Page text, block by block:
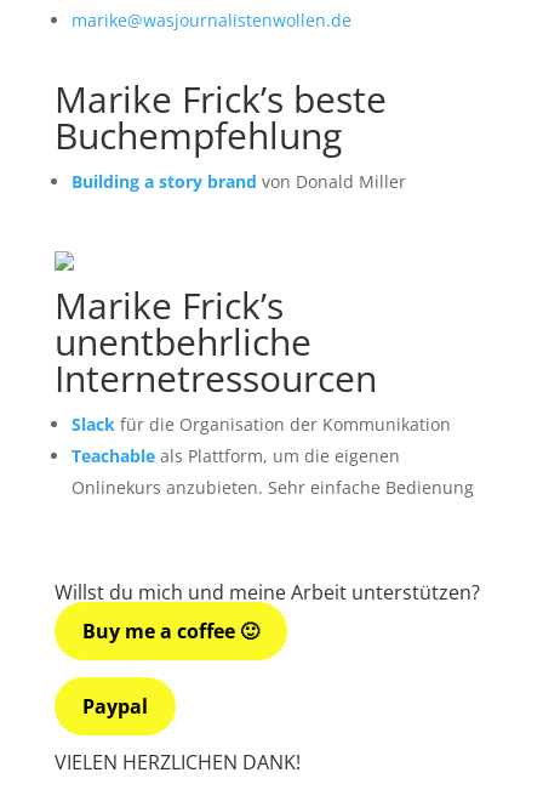
marike@wasjournalistenwollen.de
Marike Frick’s beste
Buchempfehlung
Building a story brand von Donald Miller
Marike Frick’s
unentbehrliche
Internetressourcen
Slackfür die Organisation der Kommunikation
Teachableals Plattform, um die eigenen
Onlinekurs anzubieten. Sehr einfache Bedienung
Willst du mich und meine Arbeit unterstützen?
Buy me a coffee 🙂
Paypal
VIELEN HERZLICHEN DANK!